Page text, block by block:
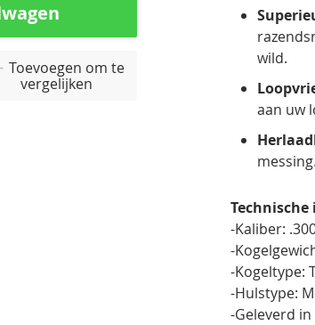
Toevoegen om te
vergelijken
wild.
aan uw
messing.
-Kaliber:
-
-Kogeltype:
-Hulstype:
-Geleverd